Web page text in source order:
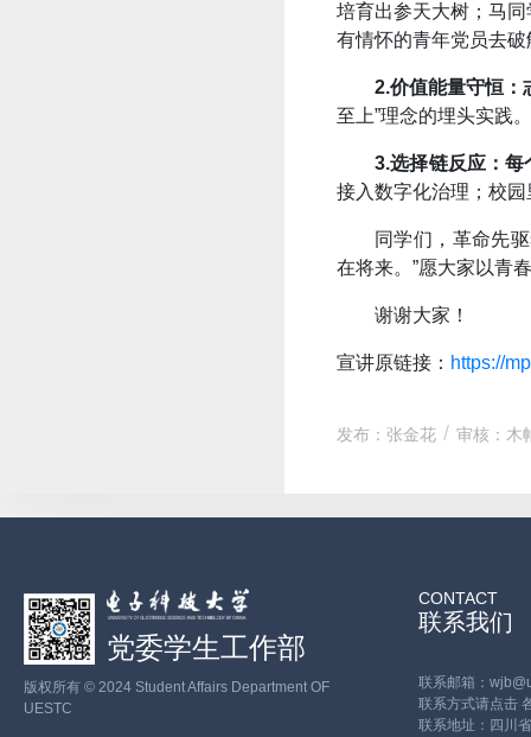
培育出参天大树；马同
有情怀的青年党员去破
2.价值能量守恒：
至上”理念的埋头实践
3.选择链反应：
接入数字化治理；校
同学们，革命先
在将来。”愿大家以青
谢谢大家！
宣讲原链接： https://
发布：张金花 审核：木
党委学生工作部
版权所有 © 2024 Student Affairs Department OF
UESTC
CONTACT
联系我们
联系邮箱：
联系方式请点击
联系地址：四川